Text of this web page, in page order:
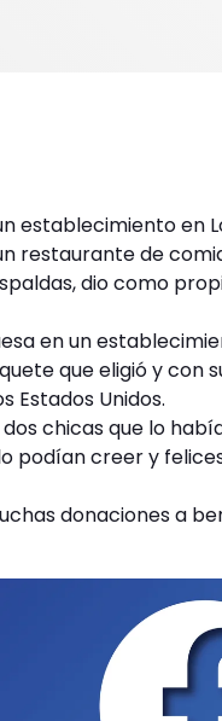
establecimiento en
restaurante de
dio como
en un
que eligió y con
Estados Unidos.
chicas que lo
podían creer y
donaciones a